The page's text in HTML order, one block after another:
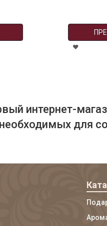
интернет-
необходимых для